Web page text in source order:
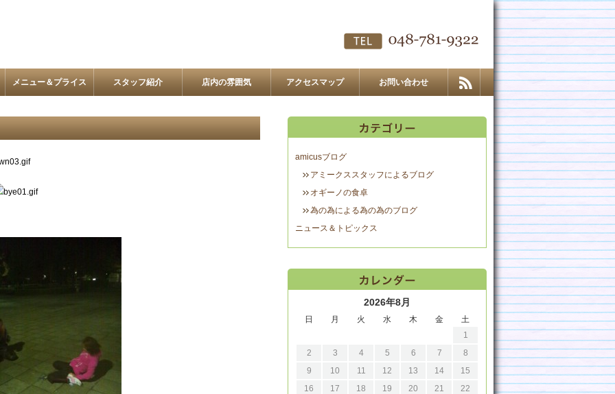
メニュー＆プライス スタッフ紹介 店内の雰囲気 アクセスマップ お問い合わせ
amicusブログ
アミークススタッフによるブログ
オギーノの食卓
為の為による為の為のブログ
ニュース＆トピックス
2026年8月
日 月 火 水 木 金
土
1
2
3 4 5 6 7
8
9
10 11 12 13 14
15
16
17 18 19 20 21
22